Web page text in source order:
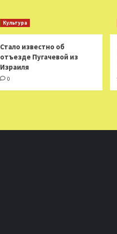
Культура
Стало известно об
отъезде Пугачевой из
Израиля
0